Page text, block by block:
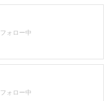
フォロー中
フォロー中